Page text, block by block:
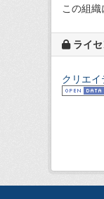
この組
ライセ
クリエ